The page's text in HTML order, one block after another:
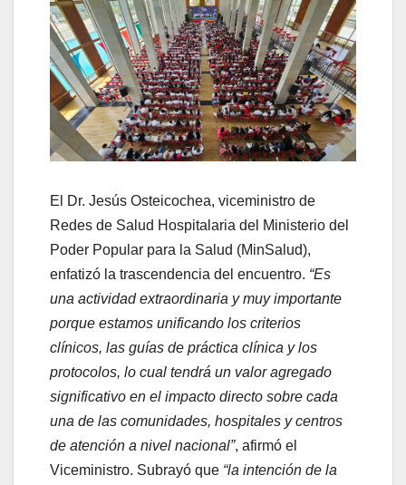
El Dr. Jesús Osteicochea, viceministro de
Redes de Salud Hospitalaria del Ministerio del
Poder Popular para la Salud (MinSalud),
enfatizó la trascendencia del encuentro. “Es
una actividad extraordinaria y muy importante
porque estamos unificando los criterios
clínicos, las guías de práctica clínica y los
protocolos, lo cual tendrá un valor agregado
significativo en el impacto directo sobre cada
una de las comunidades, hospitales y centros
de atención a nivel nacional”, afirmó el
Viceministro. Subrayó que “la intención de la